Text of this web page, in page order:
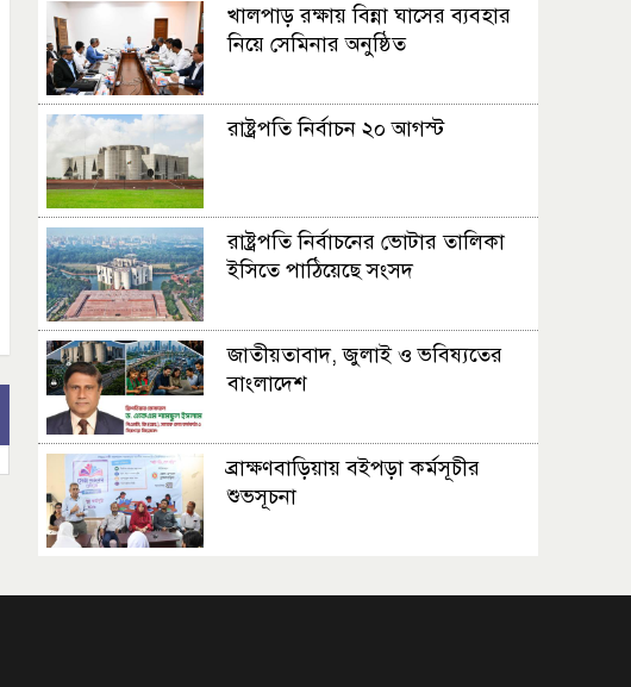
খালপাড় রক্ষায় বিন্না ঘাসের ব্যবহার
নিয়ে সেমিনার অনুষ্ঠিত
রাষ্ট্রপতি নির্বাচন ২০ আগস্ট
রাষ্ট্রপতি নির্বাচনের ভোটার তালিকা
ইসিতে পাঠিয়েছে সংসদ
জাতীয়তাবাদ, জুলাই ও ভবিষ্যতের
বাংলাদেশ
ব্রাক্ষণবাড়িয়ায় বইপড়া কর্মসূচীর
শুভসূচনা